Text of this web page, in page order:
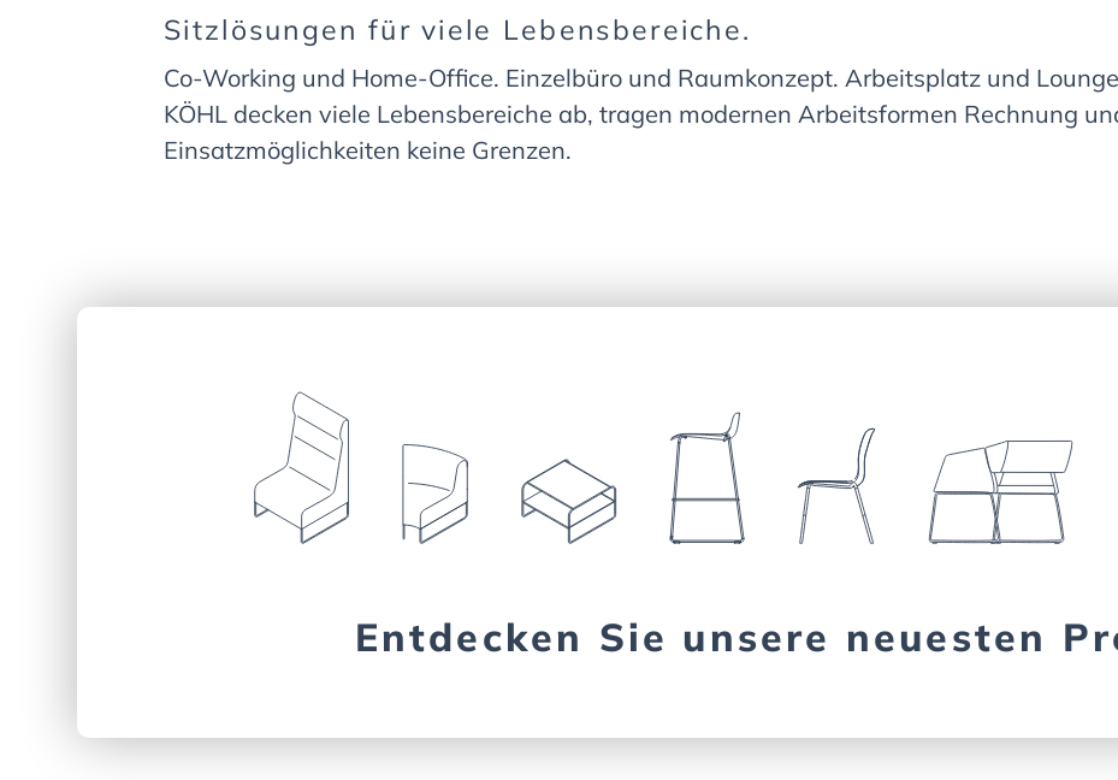
Sitzlösungen für viele Lebensbereiche.
Co-Working und Home-Office. Einzelbüro und Raumkonzept. Arbeitsplatz und
KÖHL decken viele Lebensbereiche ab, tragen modernen Arbeitsformen Rechnung
Einsatzmöglichkeiten keine Grenzen.
Entdecken Sie unsere neuesten